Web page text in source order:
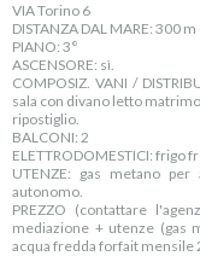
VIA Torino 6
DISTANZA DAL MARE: 300
PIANO: 3°
ASCENSORE: sì.
COMPOSIZ. VANI /
sala con divano letto
ripostiglio.
BALCONI: 2
ELETTRODOMESTICI: frigo
UTENZE: gas metano
autonomo.
PREZZO (contattare
mediazione + utenze (gas
acqua fredda forfait mensile